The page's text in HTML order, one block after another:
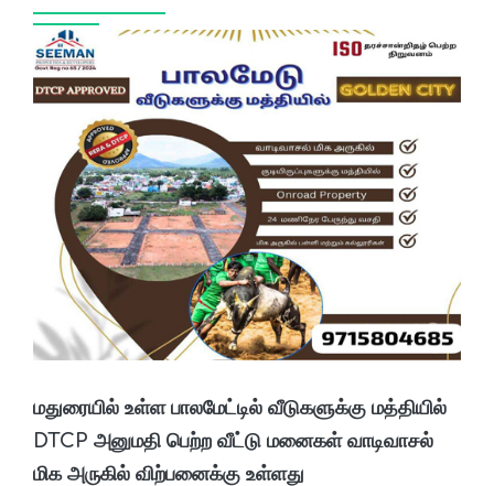
மதுரையில் உள்ள பாலமேட்டில் வீடுகளுக்கு மத்தியில்
DTCP அனுமதி பெற்ற வீட்டு மனைகள் வாடிவாசல்
மிக அருகில் விற்பனைக்கு உள்ளது